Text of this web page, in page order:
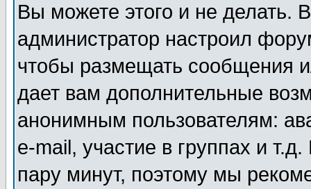
Вы можете этого и не делать.
администратор настроил
чтобы размещать сообщения
дает вам дополнительные
анонимным пользователям:
e-mail, участие в группах и
пару минут, поэтому мы